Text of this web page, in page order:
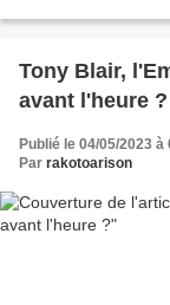
Tony Blair,
avant l'heure ?
Publié le 04/05/2023 à
Par rakotoarison